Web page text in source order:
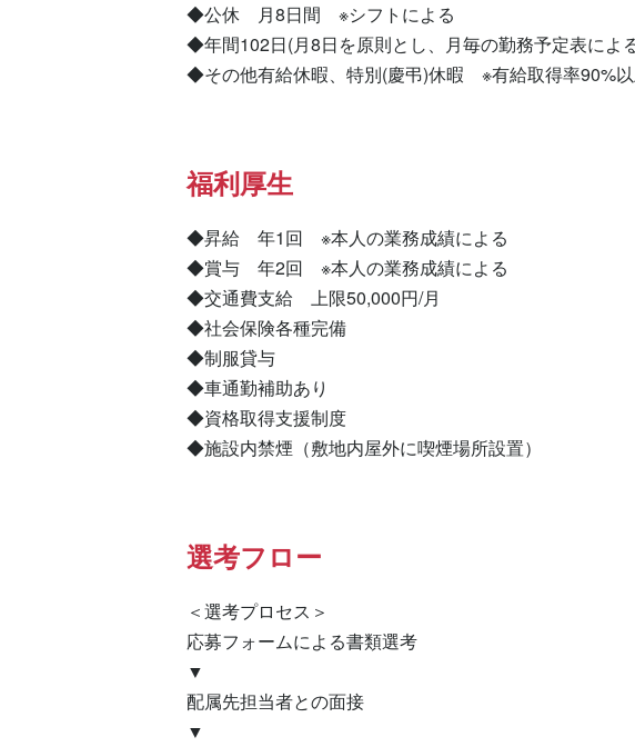
◆公休　月8日間　※シフトによる
◆年間102日(月8日を原則とし、月毎の勤務予定表によ
◆その他有給休暇、特別(慶弔)休暇　※有給取得率90%
福利厚生
◆昇給　年1回　※本人の業務成績による
◆賞与　年2回　※本人の業務成績による
◆交通費支給　上限50,000円/月
◆社会保険各種完備
◆制服貸与
◆車通勤補助あり
◆資格取得支援制度
◆施設内禁煙（敷地内屋外に喫煙場所設置）
選考フロー
＜選考プロセス＞
応募フォームによる書類選考
▼
配属先担当者との面接
▼